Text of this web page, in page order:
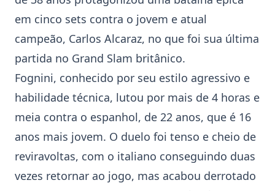
em cinco sets contra o jovem e atual
campeão, Carlos Alcaraz, no que foi sua última
partida no Grand Slam britânico.
Fognini, conhecido por seu estilo agressivo e
habilidade técnica, lutou por mais de 4 horas e
meia contra o espanhol, de 22 anos, que é 16
anos mais jovem. O duelo foi tenso e cheio de
reviravoltas, com o italiano conseguindo duas
vezes retornar ao jogo, mas acabou derrotado